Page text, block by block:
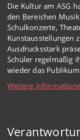
Die Kultur am ASG
den Bereichen
Schulkonzerte,
Kunstausstellungen
Ausdrucksstark
Schüler regelmäßig
wieder das
Weitere